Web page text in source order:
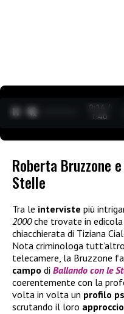
0:15 /
1:40
Roberta Bruzzone
Stelle
Tra le interviste più
2000che trovate in edicola
chiacchierata di Tiziana
Nota criminologa
telecamere, la Bruzzone
campo di Ballando con le
coerentemente con la
volta in volta un profilo
scrutando il loro